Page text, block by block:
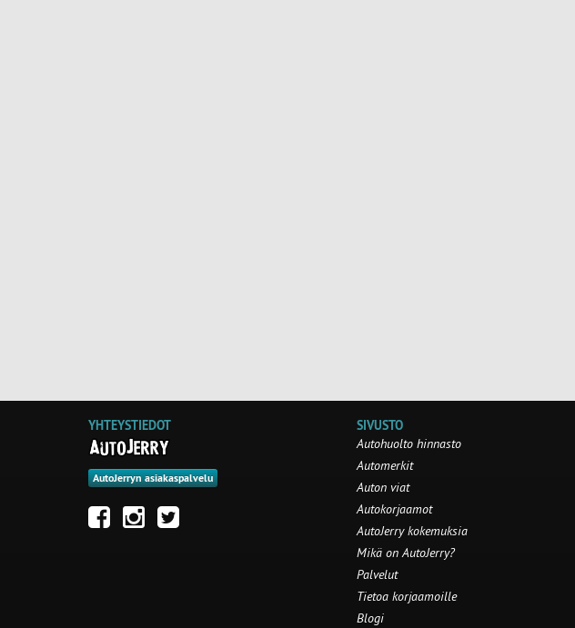
YHTEYSTIEDOT
AutoJerryn asiakaspalvelu
SIVUSTO
Autohuolto hinnasto
Automerkit
Auton viat
Autokorjaamot
AutoJerry kokemuksia
Mikä on AutoJerry?
Palvelut
Tietoa korjaamoille
Blogi